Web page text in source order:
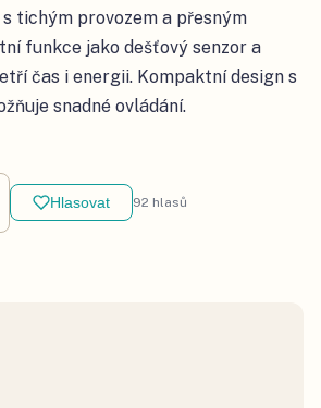
s tichým provozem a přesným
funkce jako dešťový senzor a
čas i energii. Kompaktní design s
snadné ovládání.
Hlasovat 92 hlasů